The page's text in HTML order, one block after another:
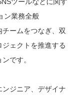
ン業務全般
ームをつなぎ、双
ェクトを推進する
です。
ンジニア、デザイナ